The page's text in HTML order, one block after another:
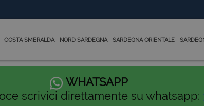
COSTA SMERALDA NORD SARDEGNA SARDEGNA ORIENTALE
WHATSAPP
scrivici direttamente su whatsapp: